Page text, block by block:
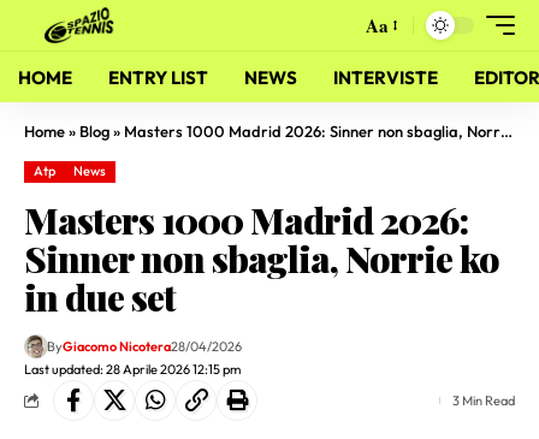
Aa
HOME ENTRY LIST NEWS INTERVISTE
Home» Blog» Masters 1000 Madrid 2026: Sinner non sbaglia, Norrie ko in due set
Atp News
Masters 1000 Madrid 2026:
Sinner non sbaglia, Norrie ko
in due set
Last updated: 28 Aprile 2026 12:15 pm
ByGiacomo Nicotera28/04/2026
3 Min Read